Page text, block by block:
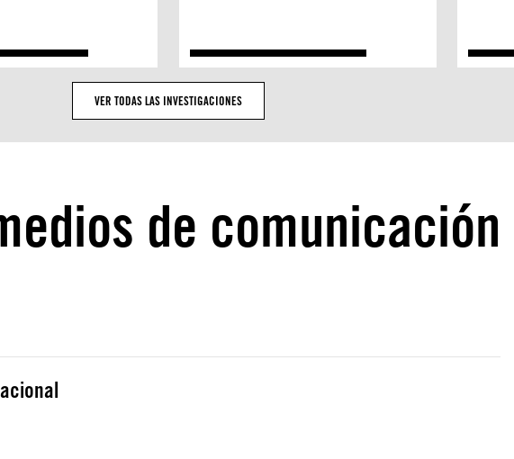
VER TODAS LAS INVESTIGACIONES
de comunicación